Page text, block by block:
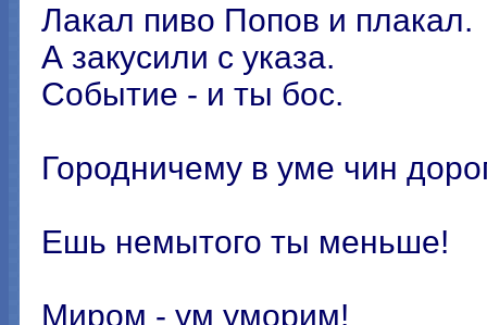
Лакал пиво Попов и плакал.
А закусили с указа.
Событие - и ты бос.
Городничему в уме чин
Ешь немытого ты меньше!
Миром - ум уморим!